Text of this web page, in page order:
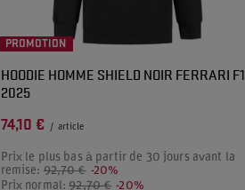
PROMOTION
HOODIE HOMME SHIELD NOIR FERRARI F1
2025
74,10 € / article
Prix le plus bas à partir de 30 jours avant la
remise:92,70 € -20%
Prix normal:92,70 € -20%